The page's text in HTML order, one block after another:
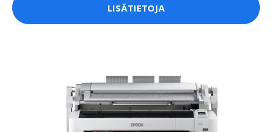
LISÄTIETOJA